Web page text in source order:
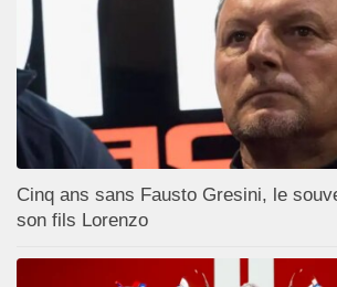
Cinq ans sans Fausto Gresini, le
son fils Lorenzo